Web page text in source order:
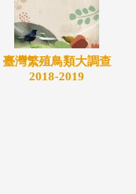
臺灣繁殖鳥類大調查
2018-2019